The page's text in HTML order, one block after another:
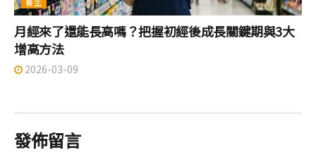
月經來了還能長高嗎？把握初經後成長關鍵期與3大
增高方法
2026-03-09
發佈留言